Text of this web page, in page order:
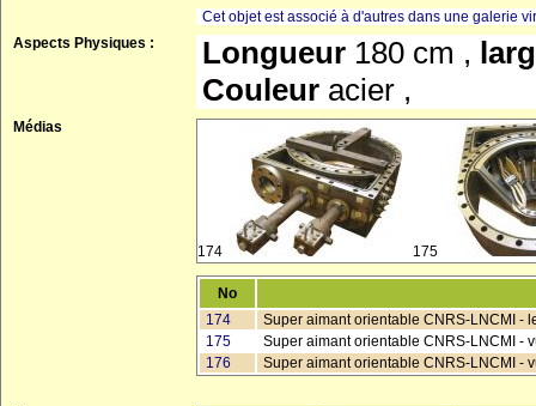
Cet objet est associé à d'autres dans une galerie
Aspects Physiques :
Longueur 180 cm ,
Couleur acier ,
Médias
174 175
No
174
Super aimant orientable CNRS-LNCMI -
175
Super aimant orientable CNRS-LNCMI -
176
Super aimant orientable CNRS-LNCMI -